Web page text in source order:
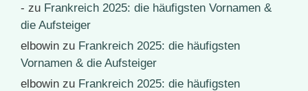
- zu Frankreich 2025: die häufigsten Vornamen &
die Aufsteiger
elbowin zu Frankreich 2025: die häufigsten
Vornamen & die Aufsteiger
elbowin zu Frankreich 2025: die häufigsten